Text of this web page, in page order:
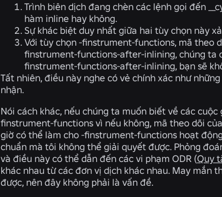
Trình biên dịch đang chèn các lệnh gọi đến
hàm inline hay không.
Sự khác biệt duy nhất giữa hai tùy chọn này
Với tùy chọn -finstrument-functions, mã theo
finstrument-functions-after-inlining, chúng ta
finstrument-functions-after-inlining, bạn sẽ
Tất nhiên, điều này nghe có vẻ chính xác như
nhận.
Nói cách khác, nếu chúng ta muốn biết về các
finstrument-functions vì nếu không, mã theo dõi
giờ có thể làm cho -finstrument-functions hoạt
chuẩn mà tôi không thể giải quyết được. Phỏng
và điều này có thể dẫn đến các vi phạm ODR (Quy
khác nhau từ các đơn vị dịch khác nhau. May mắn
được, nên đây không phải là vấn đề.